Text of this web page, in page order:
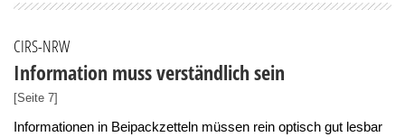
CIRS-NRW
Information muss verständlich sein
[Seite 7]
Informationen in Beipackzetteln müssen rein optisch gut lesbar